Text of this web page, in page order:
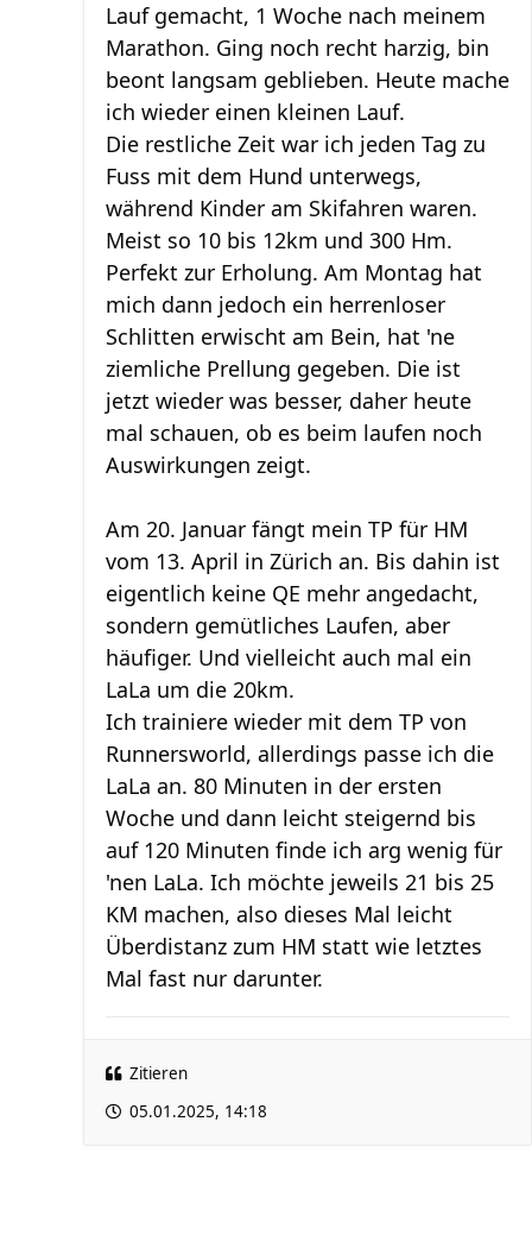
Lauf gemacht, 1 Woche nach meinem
Marathon. Ging noch recht harzig, bin
beont langsam geblieben. Heute mache
ich wieder einen kleinen Lauf.
Die restliche Zeit war ich jeden Tag zu
Fuss mit dem Hund unterwegs,
während Kinder am Skifahren waren.
Meist so 10 bis 12km und 300 Hm.
Perfekt zur Erholung. Am Montag hat
mich dann jedoch ein herrenloser
Schlitten erwischt am Bein, hat 'ne
ziemliche Prellung gegeben. Die ist
jetzt wieder was besser, daher heute
mal schauen, ob es beim laufen noch
Auswirkungen zeigt.
Am 20. Januar fängt mein TP für HM
vom 13. April in Zürich an. Bis dahin ist
eigentlich keine QE mehr angedacht,
sondern gemütliches Laufen, aber
häufiger. Und vielleicht auch mal ein
LaLa um die 20km.
Ich trainiere wieder mit dem TP von
Runnersworld, allerdings passe ich die
LaLa an. 80 Minuten in der ersten
Woche und dann leicht steigernd bis
auf 120 Minuten finde ich arg wenig für
'nen LaLa. Ich möchte jeweils 21 bis 25
KM machen, also dieses Mal leicht
Überdistanz zum HM statt wie letztes
Mal fast nur darunter.
Zitieren
05.01.2025, 14:18